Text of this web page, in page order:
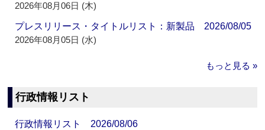
2026年08月06日 (木)
プレスリリース・タイトルリスト：新製品 2026/08/05
2026年08月05日 (水)
もっと見る »
行政情報リスト
行政情報リスト 2026/08/06